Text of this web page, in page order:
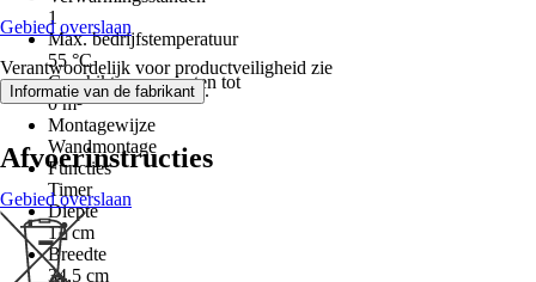
1
Max. bedrijfstemperatuur
55 °C
Geschikt voor ruimten tot
0 m²
Montagewijze
Wandmontage
Functies
Timer
Diepte
12 cm
Breedte
34,5 cm
Gebied overslaan
Verantwoordelijk voor productveiligheid zie
Informatie van de fabrikant .
Afvoerinstructies
Gebied overslaan